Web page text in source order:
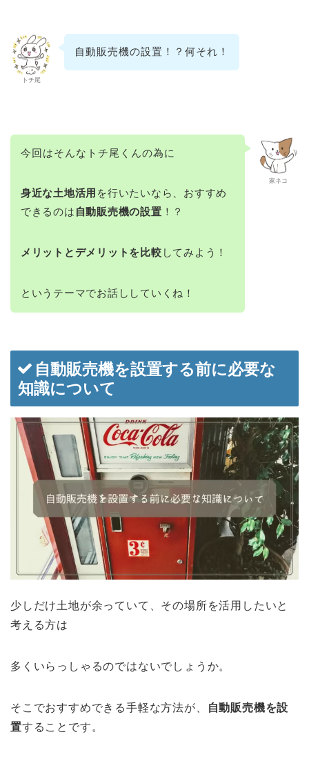
トチ尾
自動販売機の設置！？何それ！
家ネコ
今回はそんなトチ尾くんの為に
身近な土地活用 を行いたいなら、おすすめ
できるのは 自動販売機の設置 ！？
メリットとデメリットを比較 してみよう！
というテーマでお話ししていくね！
自動販売機を設置する前に必要な
知識について
少しだけ土地が余っていて、その場所を活用したいと
考える方は
多くいらっしゃるのではないでしょうか。
そこでおすすめできる手軽な方法が、
自動販売機を設
置することです。